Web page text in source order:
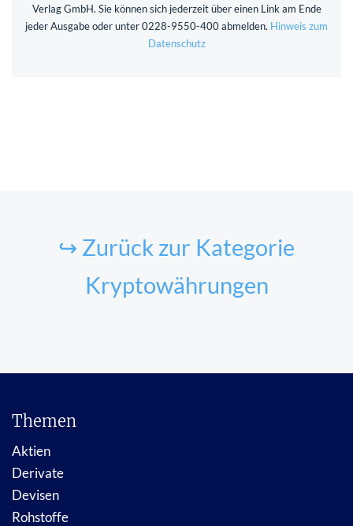
Verlag GmbH. Sie können sich jederzeit über einen Link am Ende
jeder Ausgabe oder unter 0228-9550-400 abmelden. Hinweis zum
Datenschutz
↪ Zurück zur Kategorie
Kryptowährungen
Themen
Aktien
Derivate
Devisen
Rohstoffe